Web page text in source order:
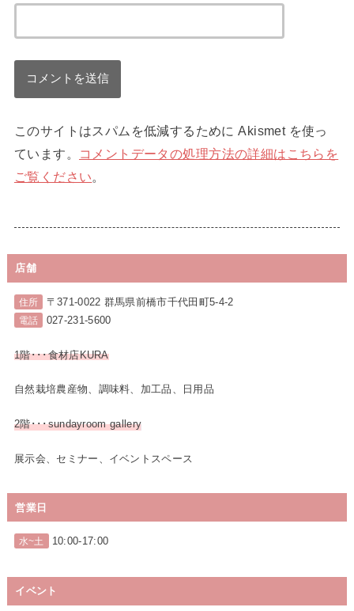
このサイトはスパムを低減するために Akismet を使っ
ています。
コメントデータの処理方法の詳細はこちらを
ご覧ください。
店舗
住所 〒371-0022 群馬県前橋市千代田町5-4-2
電話 027-231-5600
1階･･･食材店KURA
自然栽培農産物、調味料、加工品、日用品
2階･･･sundayroom gallery
展示会、セミナー、イベントスペース
営業日
水~土 10:00-17:00
イベント